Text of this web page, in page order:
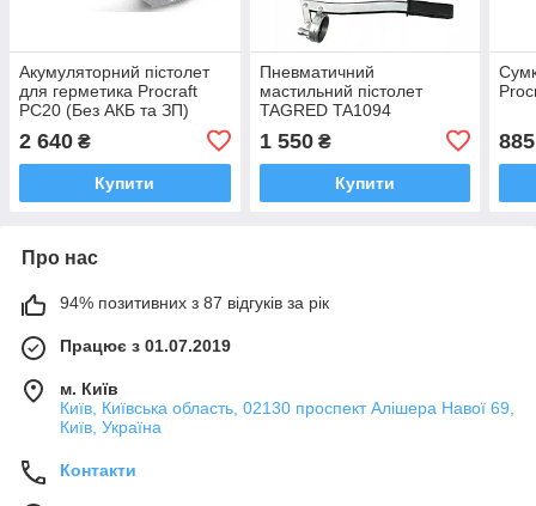
Акумуляторний пістолет
для герметика Procraft
PC20 (Без АКБ та ЗП)
2 640 ₴
Купити
Пневматичний
мастильний пістолет
TAGRED TA1094
1 550₴
Купити
885
Про нас
94% позитивних з 87 відгуків за рік
Працює з 01.07.2019
м. Київ
Київ, Київська область, 02130 проспект Алішера Навої 69,
Київ, Україна
Контакти